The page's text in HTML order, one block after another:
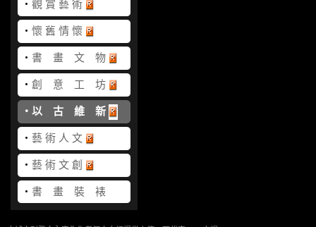
‧ 觀 賞 藝 術
‧ 懷 舊 情 懷
‧ 書 畫 文 物
‧ 創 意 工 坊
‧ 以 古 維 新
‧ 藝 術 人 文
‧ 藝 術 文 創
‧ 書 畫 裝 裱